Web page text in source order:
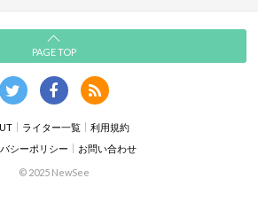
PAGE TOP
ライター一覧
利用規約
シーポリシー
お問い合わせ
© 2025 NewSee